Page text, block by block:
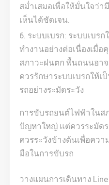
สม่ำเสมอเพื่อให้มั่นใจว่
เห็นได้ชัดเจน.
ระบบเบรก: ระบบเบร
ทำงานอย่างต่อเนื่องเมื่อ
สภาวะฝนตก พื้นถนนอา
ควรรักษาระบบเบรกให้
รถอย่างระมัดระวัง
การขับรถยนต์ไฟฟ้าในส
ปัญหาใหญ่ แต่ควรระมัด
ควรระวังข้างต้นเพื่อคว
มือในการขับรถ
วางแผนการเดินทาง